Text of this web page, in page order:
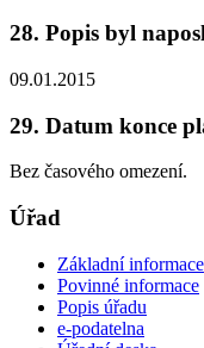
28. Popis byl
09.01.2015
29. Datum konce
Bez časového omezení.
Úřad
Základní informace
Povinné informace
Popis úřadu
e-podatelna